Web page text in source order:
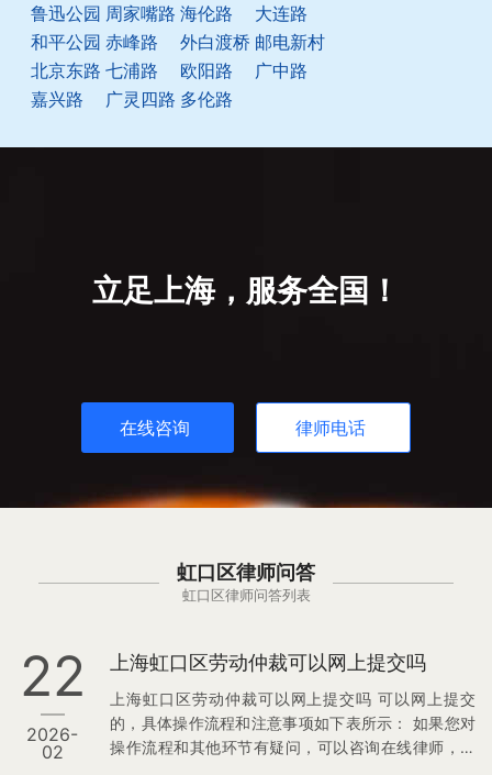
鲁迅公园 周家嘴路 海伦路
大连路
和平公园 赤峰路 外白渡桥 邮电新村
北京东路 七浦路 欧阳路
广中路
嘉兴路
广灵四路 多伦路
立足上海，服务全国！
在线咨询 律师电话
虹口区律师问答
虹口区律师问答列表
22
2026-
02
上海虹口区劳动仲裁可以网上提交吗
上海虹口区劳动仲裁可以网上提交吗 可以网上提交
的，具体操作流程和注意事项如下表所示： 如果您对
操作流程和其他环节有疑问，可以咨询在线律师，把